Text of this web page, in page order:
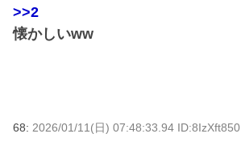
>>2
懐かしいww
68: 2026/01/11(日) 07:48:33.94 ID:8IzXft850